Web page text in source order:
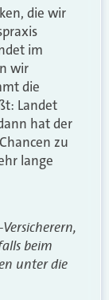
die wir
im
wir
die
Landet
hat der
zu
lange
beim
unter die